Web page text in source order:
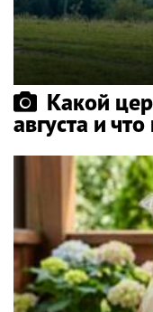
Какой
августа и